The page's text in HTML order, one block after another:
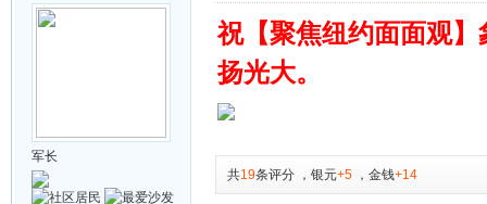
军长
祝【聚焦纽约面面观
扬光大。
共19条评分 ， 银元+5 ， 金钱+14